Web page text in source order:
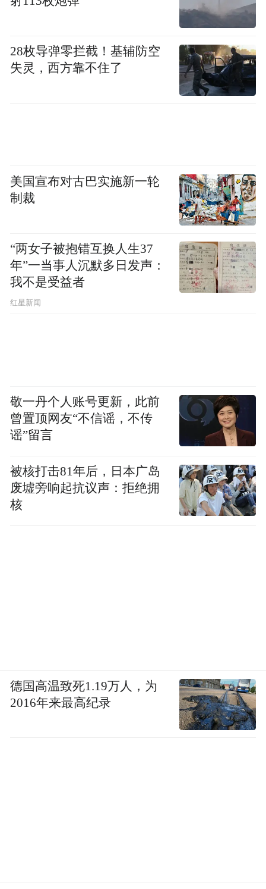
丝，目前，该账号已设置为私密状态，点击“关注”
后，需要对方通过请求后才能成功关注。
“特别声明：以上作品内容(包括在内的视频、图片或音
频)为凤凰网旗下自媒体平台“大风号”用户上传并发
布，本平台仅提供信息存储空间服务。
Notice: The content above (including the videos,
28枚导弹零拦截！基辅防空
失灵，西方靠不住了
美国宣布对古巴实施新一轮
制裁
“两女子被抱错互换人生37
年”一当事人沉默多日发声：
我不是受益者
红星新闻
敬一丹个人账号更新，此前
曾置顶网友“不信谣，不传
谣”留言
被核打击81年后，日本广岛
废墟旁响起抗议声：拒绝拥
核
德国高温致死1.19万人，为
2016年来最高纪录